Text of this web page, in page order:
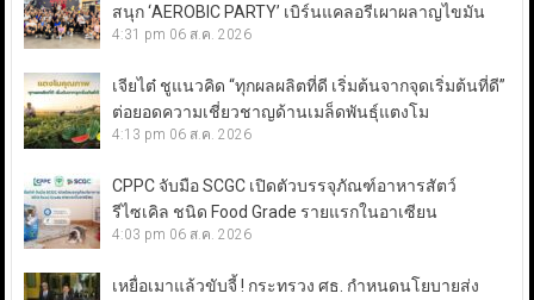
สนุก ‘AEROBIC PARTY’ เบิร์นแคลอรีเผาผลาญไขมัน
4:31 pm 06 ส.ค. 2026
เจียไต๋ ชูแนวคิด “ทุกผลผลิตที่ดี เริ่มต้นจากจุดเริ่มต้นที่ดี”
ต่อยอดความเชี่ยวชาญด้านเมล็ดพันธุ์แตงโม
4:13 pm 06 ส.ค. 2026
CPPC จับมือ SCGC เปิดตัวบรรจุภัณฑ์อาหารสัตว์
รีไซเคิล ชนิด Food Grade รายแรกในอาเซียน
4:03 pm 06 ส.ค. 2026
เหยื่อเมาแล้วขับจี้ ! กระทรวง ศธ. กำหนดนโยบายส่ง